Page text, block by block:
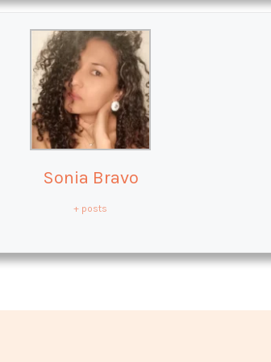
Sonia Bravo
+ posts